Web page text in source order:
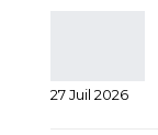
27 Juil 2026